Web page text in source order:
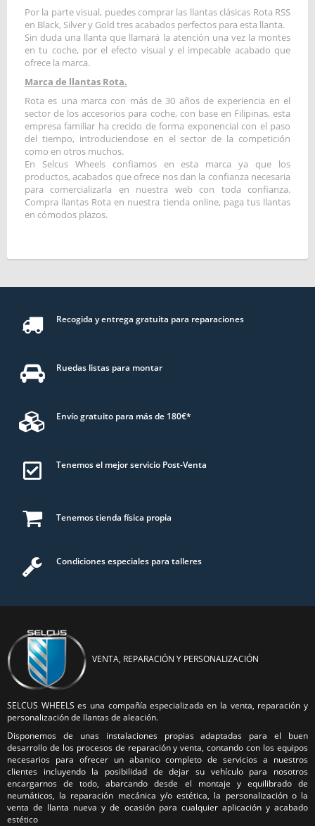
Por la parte visual, puedes comprar las llantas clásicas Rota RSS
en Black, Silver y Gold tres acabados perfectos para esta llanta.
Sin duda una llanta que llamará la atención una vez la montes
en tu coche, por el efecto visual y el impecable acabado que
ofrece la marca.
Marca de llantas Rota.
Rota es una marca con más de 30 años de experiencia en el
sector de los accesorios para coche, con base en Filipinas, esta
empresa familiar ha crecido de forma exponencial con el paso
del tiempo, introduciendose en el sector de la competición
como en otros muchos.
En Selcus Wheels confiamos en esta marca ya que los
productos, acabados que ofrece nos dan la confianza necesaria
para comercializarla en nuestra web con toda confianza.
Compra llantas Rota en nuestra tienda online, paga tus llantas
en cómodos plazos.
Recogida y entrega gratuita para reparaciones
Ruedas listas para montar
Envío gratuito para más de 180€*
Tenemos el mejor servicio Post-Venta
Tenemos tienda física propia
Condiciones especiales para talleres
VENTA, REPARACIÓN Y PERSONALIZACIÓN
SELCUS WHEELS es una compañía especializada en la venta, reparación y
personalización de llantas de aleación.
Disponemos de unas instalaciones propias adaptadas para el buen
desarrollo de los procesos de reparación y venta, contando con los equipos
necesarios para ofrecer un abanico completo de servicios a nuestros
clientes incluyendo la posibilidad de dejar su vehículo para nosotros
encargarnos de todo, abarcando desde el montaje y equilibrado de
neumáticos, la reparación mecánica y/o estética, la personalización o la
venta de llanta nueva y de ocasión para cualquier aplicación y acabado
estético